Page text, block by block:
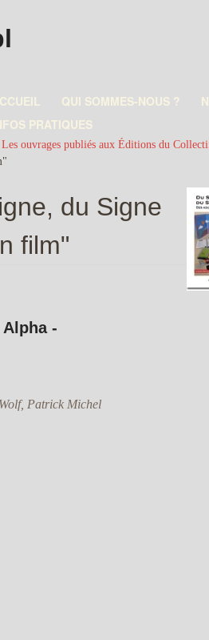
QUI SOMMES-NOUS ?
PRATIQUES
Les ouvrages publiés aux Éditions du
du Signe
film"
-
Patrick Michel